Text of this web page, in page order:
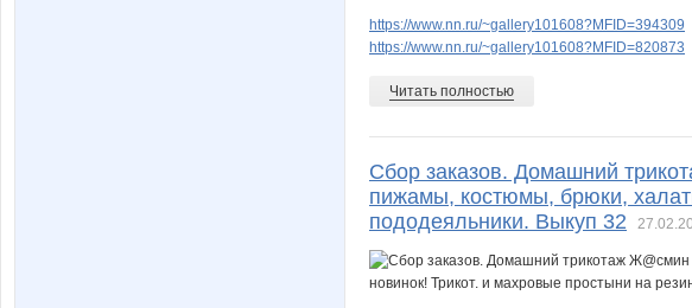
https://www.nn.ru/~gallery101608?MFID=394309
https://www.nn.ru/~gallery101608?MFID=820873
Читать полностью
Сбор заказов. Домашний
пижамы, костюмы, брюки,
пододеяльники. Выкуп 32